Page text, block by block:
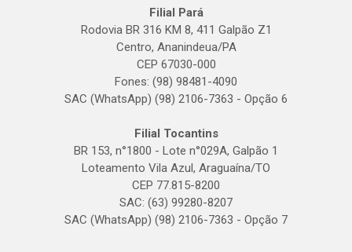
Filial Pará
Rodovia BR 316 KM 8, 411 Galpão Z1
Centro, Ananindeua/PA
CEP 67030-000
Fones: (98) 98481-4090
SAC (WhatsApp) (98) 2106-7363 - Opção 6
Filial Tocantins
BR 153, n°1800 - Lote n°029A, Galpão 1
Loteamento Vila Azul, Araguaína/TO
CEP 77.815-8200
SAC: (63) 99280-8207
SAC (WhatsApp) (98) 2106-7363 - Opção 7